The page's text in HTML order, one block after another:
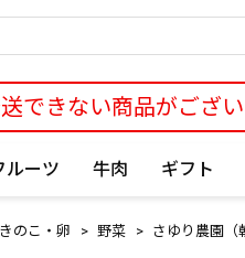
できない商品がござ
ルーツ 牛肉 ギフト
のこ・卵 野菜 さゆり農園（